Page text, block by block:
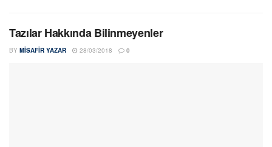
Tazılar Hakkında Bilinmeyenler
BY MISAFIR YAZAR 28/03/2018 0